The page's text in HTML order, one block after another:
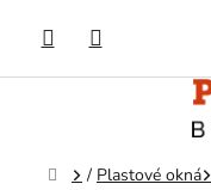
obsah
Domov
/ Plastové okná